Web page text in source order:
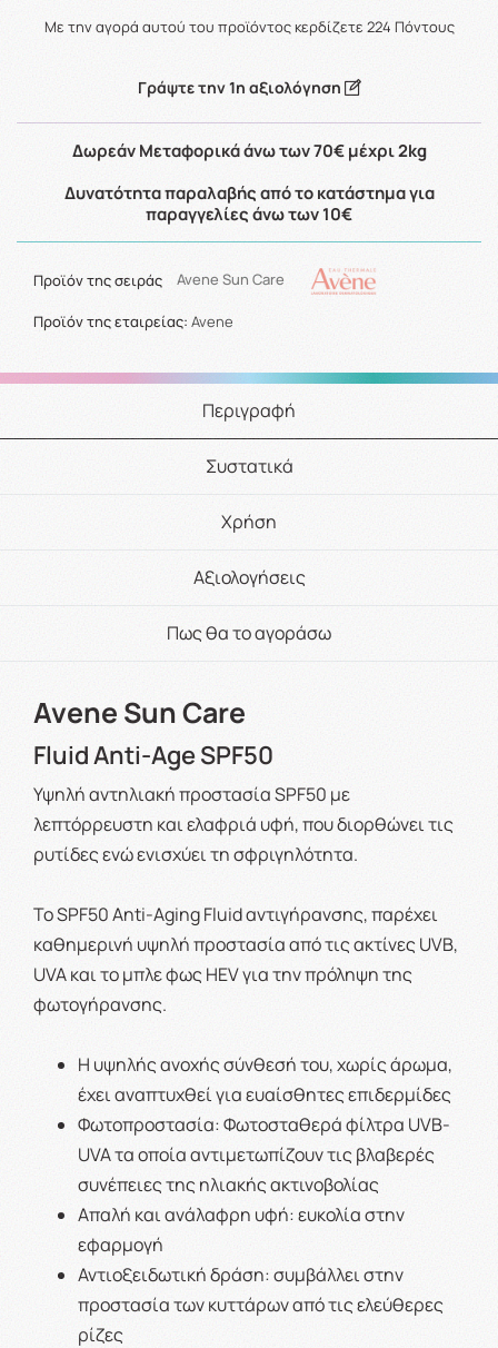
Με την αγορά αυτού του προϊόντος κερδίζετε 224 Πόντους
Γράψτε την 1η αξιολόγηση
Δωρεάν Μεταφορικά άνω των 70€ μέχρι 2kg
Δυνατότητα παραλαβής από το κατάστημα για
παραγγελίες άνω των 10€
Προϊόν της σειράς Avene Sun Care
Προϊόν της εταιρείας: Avene
Περιγραφή
Συστατικά
Χρήση
Αξιολογήσεις
Πως θα το αγοράσω
Avene Sun Care
Fluid Anti-Age SPF50
Υψηλή αντηλιακή προστασία SPF50 με
λεπτόρρευστη και ελαφριά υφή, που διορθώνει τις
ρυτίδες ενώ ενισχύει τη σφριγηλότητα.
Το SPF50 Anti-Aging Fluid αντιγήρανσης, παρέχει
καθημερινή υψηλή προστασία από τις ακτίνες UVB,
UVA και το μπλε φως HEV για την πρόληψη της
φωτογήρανσης.
Η υψηλής ανοχής σύνθεσή του, χωρίς άρωμα,
έχει αναπτυχθεί για ευαίσθητες επιδερμίδες
Φωτοπροστασία: Φωτοσταθερά φίλτρα UVB-
UVA τα οποία αντιμετωπίζουν τις βλαβερές
συνέπειες της ηλιακής ακτινοβολίας
Απαλή και ανάλαφρη υφή: ευκολία στην
εφαρμογή
Αντιοξειδωτική δράση: συμβάλλει στην
προστασία των κυττάρων από τις ελεύθερες
ρίζες